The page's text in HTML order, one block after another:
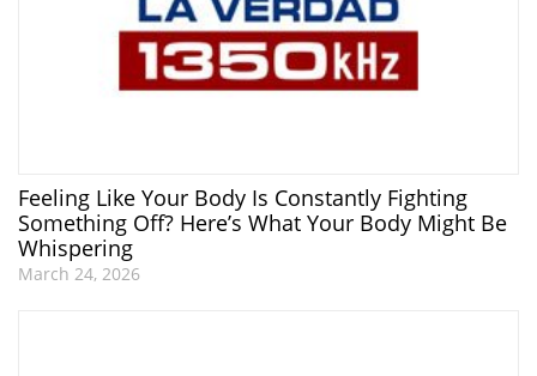
Feeling Like Your Body Is Constantly Fighting
Something Off? Here’s What Your Body Might Be
Whispering
March 24, 2026